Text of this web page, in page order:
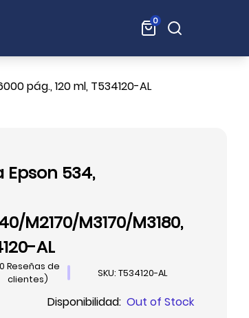
0 Buscar:
pág., 120 ml, T534120-AL
534,
M2170/M3170/M3180,
AL
Reseñas de
clientes)
SKU: T534120-AL
Disponibilidad: Out of Stock